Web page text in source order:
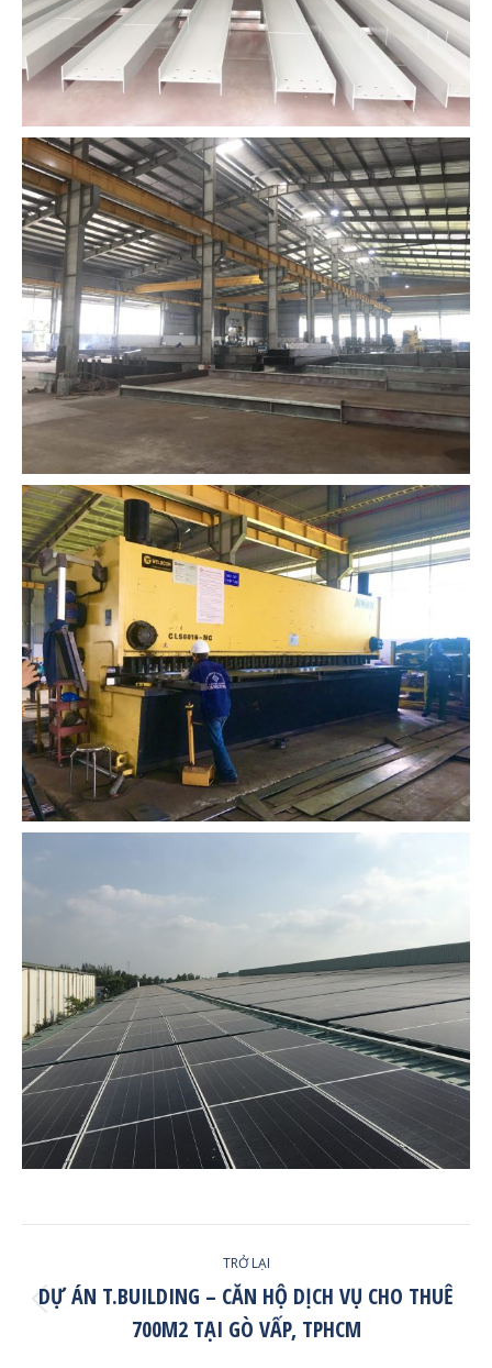
TRỞ LẠI
Trở
lại
DỰ ÁN T.BUILDING – CĂN HỘ DỊCH VỤ CHO THUÊ
700M2 TẠI GÒ VẤP, TPHCM